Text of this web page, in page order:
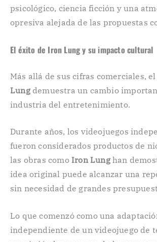
psicológico, ciencia ficción y una
opresiva alejada de las propuestas
El éxito de Iron Lung y su impacto cultural
Más allá de sus cifras comerciales,
Lungdemuestra un cambio
industria del entretenimiento.
Durante años, los videojuegos
fueron considerados productos de
las obras como Iron Lunghan
idea original puede alcanzar una
sin necesidad de grandes
Lo que comenzó como una
independiente de un videojuego de